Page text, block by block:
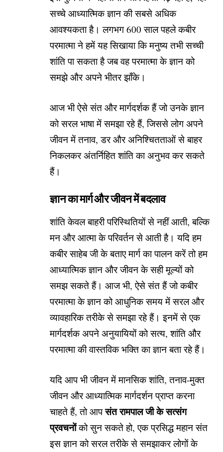
सच्चे आध्यात्मिक ज्ञान की सबसे अधिक
आवश्यकता है। लगभग 600 साल पहले कबीर
परमात्मा ने हमें यह सिखाया कि मनुष्य तभी सच्ची
शांति पा सकता है जब वह परमात्मा के ज्ञान को
समझे और अपने भीतर झाँके।
आज भी ऐसे संत और मार्गदर्शक हैं जो उनके ज्ञान
को सरल भाषा में समझा रहे हैं, जिससे लोग अपने
जीवन में तनाव, डर और अनिश्चितताओं से बाहर
निकलकर अंतर्निहित शांति का अनुभव कर सकते
हैं।
ज्ञान का मार्ग और जीवन में बदलाव
शांति केवल बाहरी परिस्थितियों से नहीं आती, बल्कि
मन और आत्मा के परिवर्तन से आती है। यदि हम
कबीर साहेब जी के बताए मार्ग का पालन करें तो हम
आध्यात्मिक ज्ञान और जीवन के सही मूल्यों को
समझ सकते हैं। आज भी, ऐसे संत हैं जो कबीर
परमात्मा के ज्ञान को आधुनिक समय में सरल और
व्यावहारिक तरीके से समझा रहे हैं। इनमें से एक
मार्गदर्शक अपने अनुयायियों को सत्य, शांति और
परमात्मा की वास्तविक भक्ति का ज्ञान बता रहे हैं।
यदि आप भी जीवन में मानसिक शांति, तनाव-मुक्त
जीवन और आध्यात्मिक मार्गदर्शन प्राप्त करना
चाहते हैं, तो आपसंत रामपाल जी के सत्संग
प्रवचनोंको सुन सकते हो, एक प्रसिद्ध महान संत
इस ज्ञान को सरल तरीके से समझाकर लोगों के